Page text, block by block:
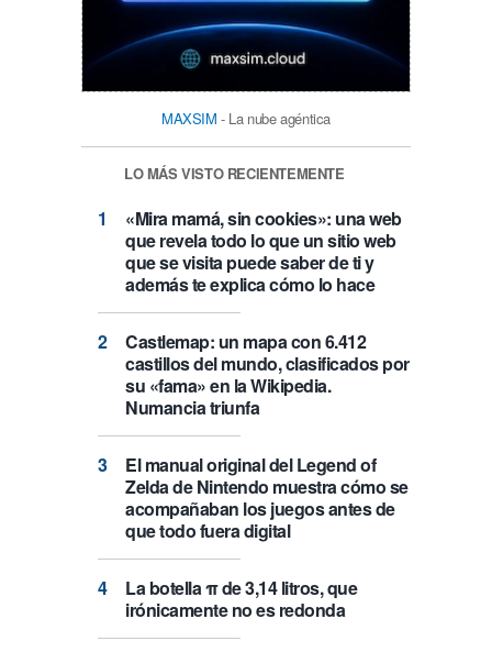
MAXSIM - La nube agéntica
LO MÁS VISTO RECIENTEMENTE
«Mira mamá, sin cookies»: una web
que revela todo lo que un sitio web
que se visita puede saber de ti y
además te explica cómo lo hace
Castlemap: un mapa con 6.412
castillos del mundo, clasificados por
su «fama» en la Wikipedia.
Numancia triunfa
El manual original del Legend of
Zelda de Nintendo muestra cómo se
acompañaban los juegos antes de
que todo fuera digital
La botella π de 3,14 litros, que
irónicamente no es redonda